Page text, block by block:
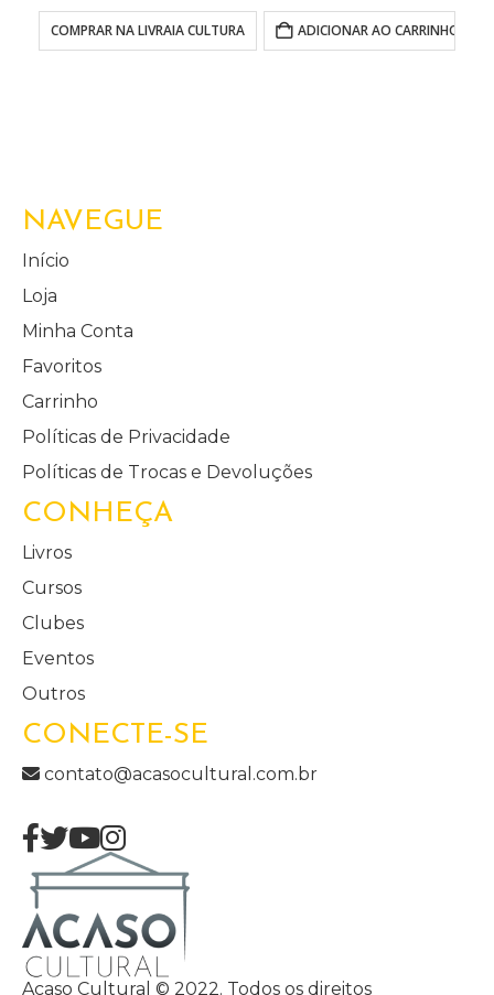
COMPRAR NA LIVRAIA CULTURA ADICIONAR AO CARRINHO
NAVEGUE
Início
Loja
Minha Conta
Favoritos
Carrinho
Políticas de Privacidade
Políticas de Trocas e Devoluções
CONHEÇA
Livros
Cursos
Clubes
Eventos
Outros
CONECTE-SE
contato@acasocultural.com.br
Acaso Cultural © 2022. Todos os direitos